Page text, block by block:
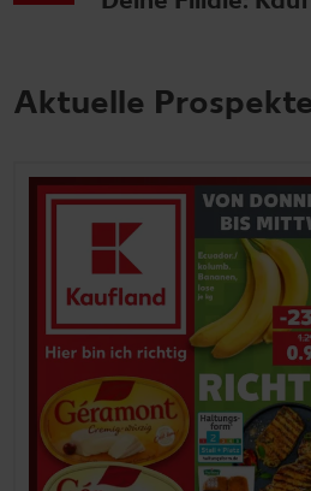
Aktuelle